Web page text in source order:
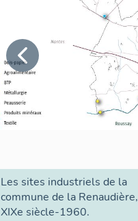
Les sites industriels de la
commune de la Renaudière,
XIXe siècle-1960.